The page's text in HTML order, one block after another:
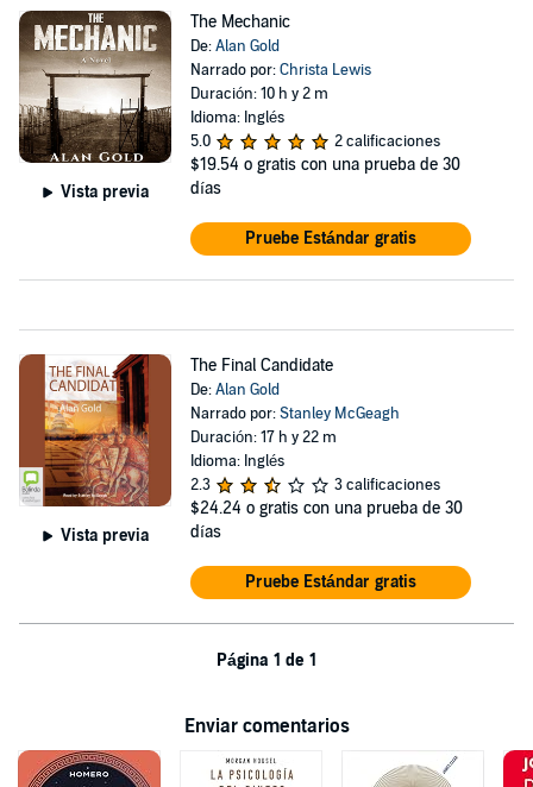
Vista previa
The Mechanic
De:Alan Gold
Narrado por:Christa Lewis
Duración: 10 h y 2 m
Idioma: Inglés
5.0
2 calificaciones
$19.54 o gratis con una prueba de 30
días
Pruebe Estándar gratis
Vista previa
The Final Candidate
De:Alan Gold
Narrado por:Stanley McGeagh
Duración: 17 h y 22 m
Idioma: Inglés
2.3
3 calificaciones
$24.24 o gratis con una prueba de 30
días
Pruebe Estándar gratis
Página 1 de 1
Enviar comentarios